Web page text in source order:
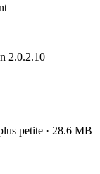
2.0.2.10
petite · 28.6 MB